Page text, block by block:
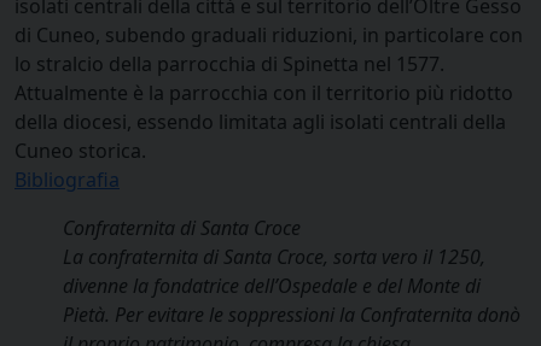
isolati centrali della città e sul territorio dell’Oltre Gesso
di Cuneo, subendo graduali riduzioni, in particolare con
lo stralcio della parrocchia di Spinetta nel 1577.
Attualmente è la parrocchia con il territorio più ridotto
della diocesi, essendo limitata agli isolati centrali della
Cuneo storica.
Bibliografia
Confraternita di Santa Croce
La confraternita di Santa Croce, sorta vero il 1250,
divenne la fondatrice dell’Ospedale e del Monte di
Pietà. Per evitare le soppressioni la Confraternita donò